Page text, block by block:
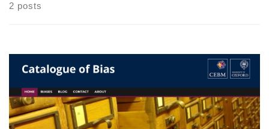
2 posts